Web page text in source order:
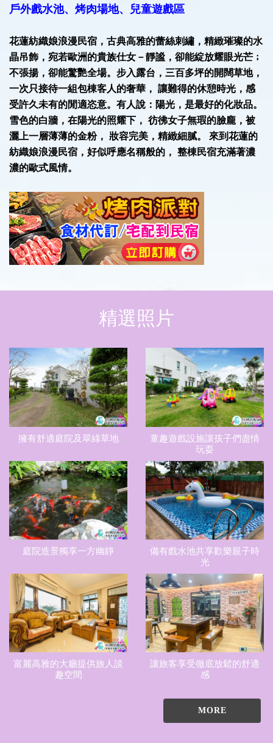
戶外戲水池、烤肉場地、兒童遊戲區
花蓮紡織娘浪漫民宿， 古典高雅的蕾絲刺繡，精緻璀璨的水
晶吊飾，宛若歐洲的貴族仕女－靜謐，卻能綻放耀眼光芒﹔
不張揚，卻能驚艷全場。步入露台，三百多坪的開闊草地，
一次只接待一組包棟客人的奢華， 讓難得的休憩時光，感
受許久未有的閒適恣意。有人說：陽光，是最好的化妝品。
雪色的白牆，在陽光的照耀下， 彷彿女子無瑕的臉龐，被
灑上一層薄薄的金粉， 妝容完美，精緻細膩。 來到花蓮的
紡織娘浪漫民宿，好似呼應名稱般的， 整棟民宿充滿著濃
濃的歐式風情。
精選照片
擁有舒適庭院及翠綠草地
童趣遊戲設施讓孩子們盡情
玩耍
庭院造景獨享一方幽靜
備有戲水池共享歡樂親子時
光
富麗高雅的大廳提供旅人談
趣空間
讓旅客享受徹底放鬆的舒適
感
MORE